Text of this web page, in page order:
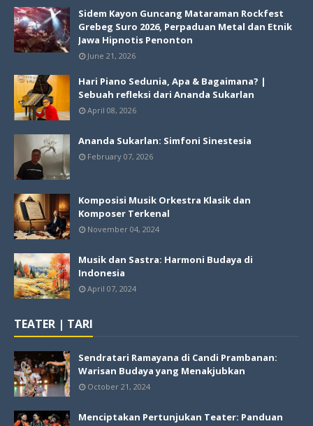
Sidem Kayon Guncang Mataraman Rockfest
Grebeg Suro 2026, Perpaduan Metal dan Etnik
Jawa Hipnotis Penonton
June 21, 2026
Hari Piano Sedunia, Apa & Bagaimana? |
Sebuah refleksi dari Ananda Sukarlan
April 08, 2026
Ananda Sukarlan: Simfoni Sinestesia
February 07, 2026
Komposisi Musik Orkestra Klasik dan
Komposer Terkenal
November 04, 2024
Musik dan Sastra: Harmoni Budaya di
Indonesia
April 07, 2024
TEATER | TARI
Sendratari Ramayana di Candi Prambanan:
Warisan Budaya yang Menakjubkan
October 21, 2024
Menciptakan Pertunjukan Teater: Panduan